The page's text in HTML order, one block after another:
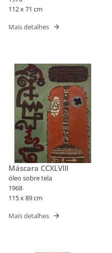
112 x 71 cm
Mais detalhes
Máscara CCXLVIII
óleo sobre tela
1968
115 x 89 cm
Mais detalhes